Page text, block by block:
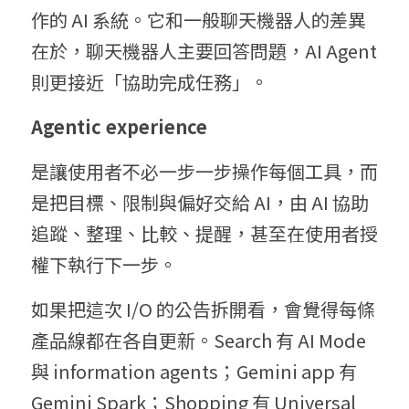
作的 AI 系統。它和一般聊天機器人的差異
在於，聊天機器人主要回答問題，AI Agent
則更接近「協助完成任務」。
Agentic experience
是讓使用者不必一步一步操作每個工具，而
是把目標、限制與偏好交給 AI，由 AI 協助
追蹤、整理、比較、提醒，甚至在使用者授
權下執行下一步。
如果把這次 I/O 的公告拆開看，會覺得每條
產品線都在各自更新。Search 有 AI Mode
與 information agents；Gemini app 有
Gemini Spark；Shopping 有 Universal